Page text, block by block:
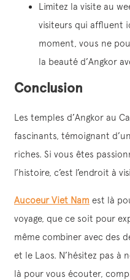
Limitez la visite au
visiteurs qui affluent
moment, vous ne
la beauté d’Angkor
Conclusion
Les temples d’Angkor au
fascinants, témoignant
riches. Si vous êtes
l’histoire, c’est l’endroit à
Aucoeur Viet Nam est là
voyage, que ce soit pour
même combiner avec des
et le Laos. N’hésitez pas à
là pour vous écouter,